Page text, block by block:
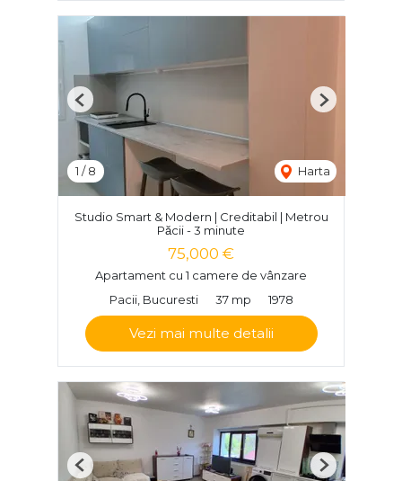
1 /8 Harta
Previous Next
Studio Smart & Modern | Creditabil | Metrou
Păcii - 3 minute
75,000 €
Apartament cu 1 camere de vânzare
Pacii, Bucuresti
37 mp 1978
Vezi mai multe detalii
Previous Next